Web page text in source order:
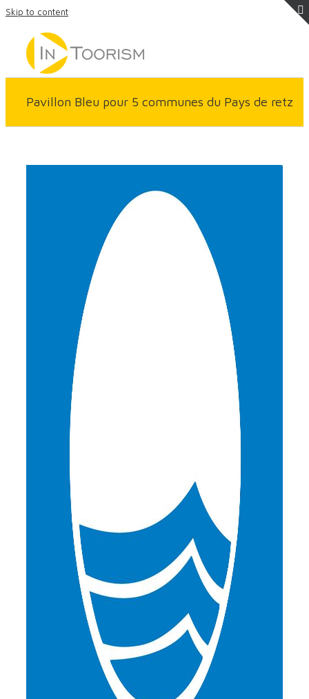
Skip to content
Pavillon Bleu pour 5 communes du Pays de retz